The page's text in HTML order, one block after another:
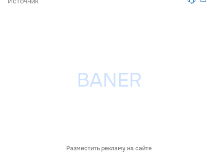
Разместить рекламу на сайте